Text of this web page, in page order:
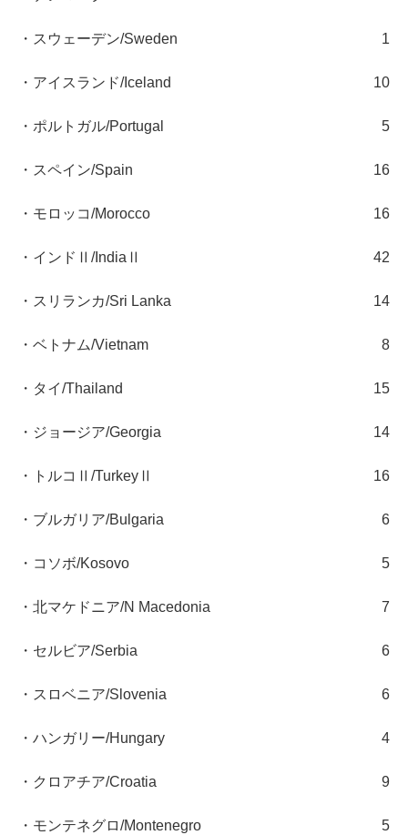
・スウェーデン/Sweden 1
・アイスランド/Iceland 10
・ポルトガル/Portugal 5
・スペイン/Spain 16
・モロッコ/Morocco 16
・インドⅡ/IndiaⅡ 42
・スリランカ/Sri Lanka 14
・ベトナム/Vietnam 8
・タイ/Thailand 15
・ジョージア/Georgia 14
・トルコⅡ/TurkeyⅡ 16
・ブルガリア/Bulgaria 6
・コソボ/Kosovo 5
・北マケドニア/N Macedonia 7
・セルビア/Serbia 6
・スロベニア/Slovenia 6
・ハンガリー/Hungary 4
・クロアチア/Croatia 9
・モンテネグロ/Montenegro 5